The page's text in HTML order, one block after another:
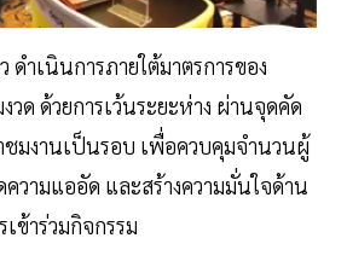
ดำเนินการภายใต้มาตรการของ
วด ด้วยการเว้นระยะห่าง ผ่านจุดคัด
ชมงานเป็นรอบ เพื่อควบคุมจำนวนผู้
ความแออัด และสร้างความมั่นใจด้าน
ข้าร่วมกิจกรรม